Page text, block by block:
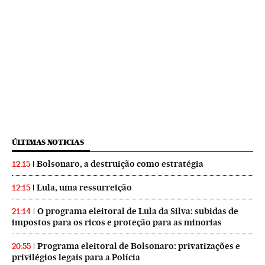
ÚLTIMAS NOTICIAS
12:15 Bolsonaro, a destruição como estratégia
12:15 Lula, uma ressurreição
21:14
O programa eleitoral de Lula da Silva: subidas de
impostos para os ricos e proteção para as minorias
20:55
Programa eleitoral de Bolsonaro: privatizações e
privilégios legais para a Polícia